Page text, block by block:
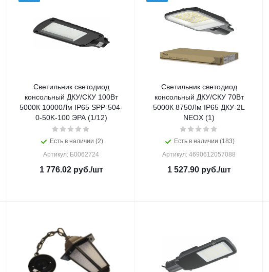
Светильник светодиод
консольный ДКУ/СКУ 100Вт
5000К 10000Лм IP65 SPP-504-
0-50K-100 ЭРА (1/12)
Есть в наличии (2)
Артикул: Б0062724
1 776.02руб./шт
Светильник светодиод
консольный ДКУ/СКУ 70Вт
5000К 8750Лм IP65 ДКУ-2L
NEOX (1)
Есть в наличии (183)
Артикул: 4690612057088
1 527.90руб./шт